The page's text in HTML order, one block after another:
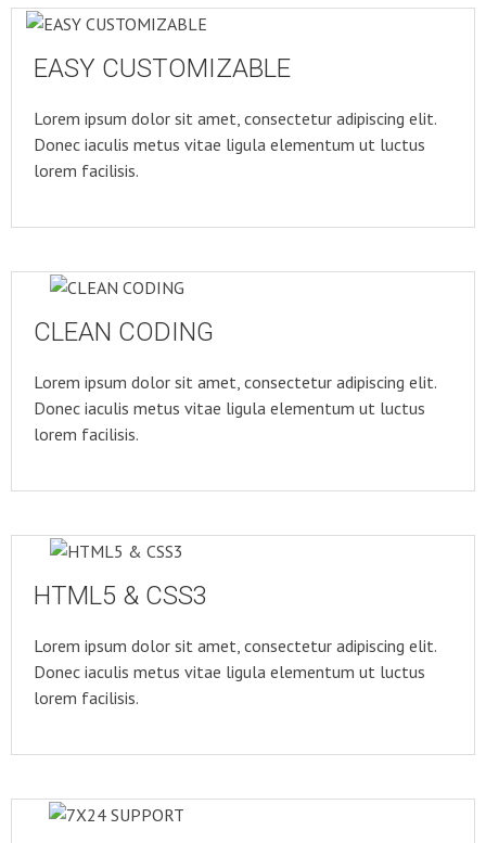
EASY CUSTOMIZABLE
Lorem ipsum dolor sit amet, consectetur adipiscing elit.
Donec iaculis metus vitae ligula elementum ut luctus
lorem facilisis.
CLEAN CODING
Lorem ipsum dolor sit amet, consectetur adipiscing elit.
Donec iaculis metus vitae ligula elementum ut luctus
lorem facilisis.
HTML5 & CSS3
Lorem ipsum dolor sit amet, consectetur adipiscing elit.
Donec iaculis metus vitae ligula elementum ut luctus
lorem facilisis.